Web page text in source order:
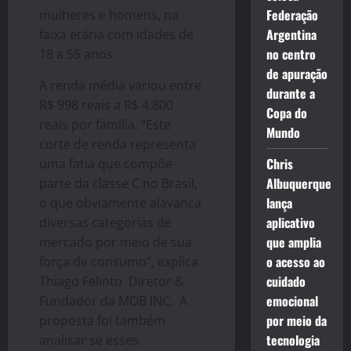
mulheres e homens, na
faixa etária com idades de
18 a 55 anos.
A renda média variou entre
R$ 998 reais a R$ 4.800
reais por família. “Este
corte de renda representa
uma fatia que compõe
parte da classe C no Brasil,
o que obviamente alavanca
diversas categorias de
mercado por meio de sua
força de consumo”, explica
Thiago Felinto Diretor &
Fundador da MOB INC. A
proposta foi também
analisar se esses
Federação
Argentina
no centro
de apuração
durante a
Copa do
Mundo
Chris
Albuquerque
lança
aplicativo
que amplia
o acesso ao
cuidado
emocional
por meio da
tecnologia